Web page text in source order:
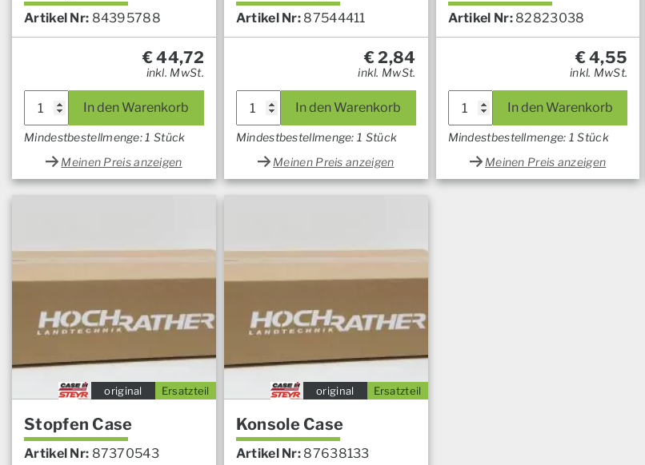
Artikel Nr: 84395788
€44,72
inkl. MwSt.
In den Warenkorb
Mindestbestellmenge: 1 Stück
Meinen Preis anzeigen
Artikel Nr: 87544411
€2,84
inkl. MwSt.
In den Warenkorb
Mindestbestellmenge: 1 Stück
Meinen Preis anzeigen
Artikel Nr: 82823038
€4,55
inkl. MwSt.
In den Warenkorb
Mindestbestellmenge: 1 Stück
Meinen Preis anzeigen
Ersatzteil
original
Stopfen Case
Artikel Nr: 87370543
Ersatzteil
original
Konsole Case
Artikel Nr: 87638133